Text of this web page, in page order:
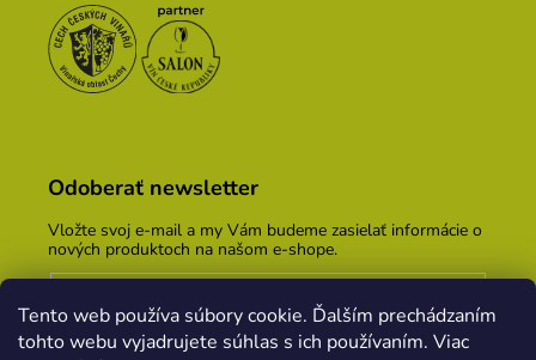
Tento web používa súbory cookie. Ďalším prechádzaním
tohto webu vyjadrujete súhlas s ich používaním. Viac
Odoberať newsletter
Vložte svoj e-mail a my Vám budeme zasielať informácie o
nových produktoch na našom e-shope.
Vložením e-mailu súhlasíte s podmienkami ochrany
osobných údajov